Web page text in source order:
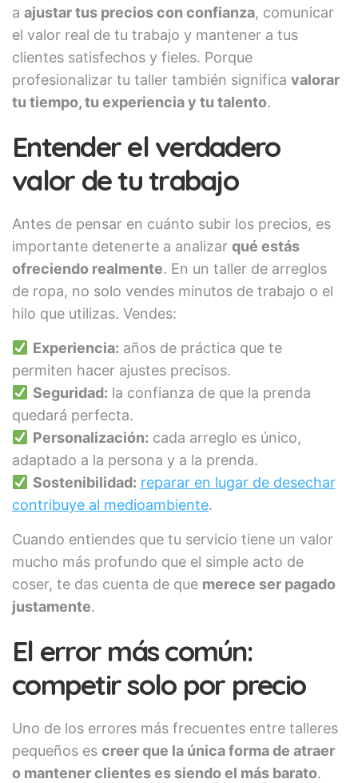
a ajustar tus precios con confianza, comunicar
el valor real de tu trabajo y mantener a tus
clientes satisfechos y fieles. Porque
profesionalizar tu taller también significa valorar
tu tiempo, tu experiencia y tu talento.
Entender el verdadero
valor de tu trabajo
Antes de pensar en cuánto subir los precios, es
importante detenerte a analizar qué estás
ofreciendo realmente. En un taller de arreglos
de ropa, no solo vendes minutos de trabajo o el
hilo que utilizas. Vendes:
Experiencia: años de práctica que te
permiten hacer ajustes precisos.
Seguridad: la confianza de que la prenda
quedará perfecta.
Personalización: cada arreglo es único,
adaptado a la persona y a la prenda.
Sostenibilidad: reparar en lugar de desechar
contribuye al medioambiente.
Cuando entiendes que tu servicio tiene un valor
mucho más profundo que el simple acto de
coser, te das cuenta de que merece ser pagado
justamente.
El error más común:
competir solo por precio
Uno de los errores más frecuentes entre talleres
pequeños es creer que la única forma de atraer
o mantener clientes es siendo el más barato.